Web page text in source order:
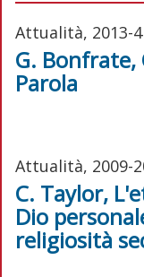
Attualità, 2013-4
G. Bonfrate,
Parola
Attualità, 2009-
C. Taylor,
Dio
religiosità